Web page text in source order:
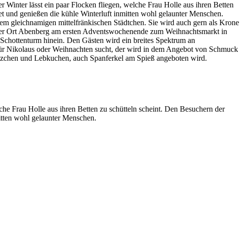
lässt ein paar Flocken fliegen, welche Frau Holle aus ihren Betten
und genießen die kühle Winterluft inmitten wohl gelaunter Menschen.
gleichnamigen mittelfränkischen Städtchen. Sie wird auch gern als Krone
Abenberg am ersten Adventswochenende zum Weihnachtsmarkt in
hinein. Den Gästen wird ein breites Spektrum an
Nikolaus oder Weihnachten sucht, der wird in dem Angebot von Schmuck
und Lebkuchen, auch Spanferkel am Spieß angeboten wird.
Frau Holle aus ihren Betten zu schütteln scheint. Den Besuchern der
wohl gelaunter Menschen.